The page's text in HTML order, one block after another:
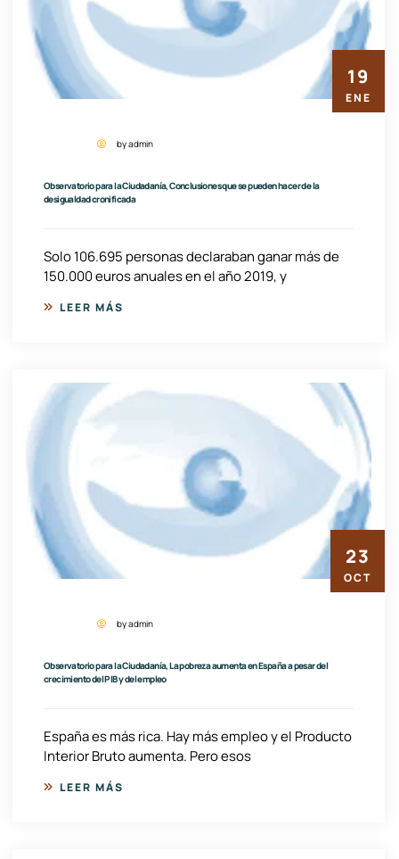
by admin
Observatorio para la Ciudadanía, Conclusiones que se pueden hacer de la
desigualdad cronificada
Solo 106.695 personas declaraban ganar más de
150.000 euros anuales en el año 2019, y
LEER MÁS
19
ENE
by admin
Observatorio para la Ciudadanía, La pobreza aumenta en España a pesar del
crecimiento del PIB y del empleo
España es más rica. Hay más empleo y el Producto
Interior Bruto aumenta. Pero esos
LEER MÁS
23
OCT